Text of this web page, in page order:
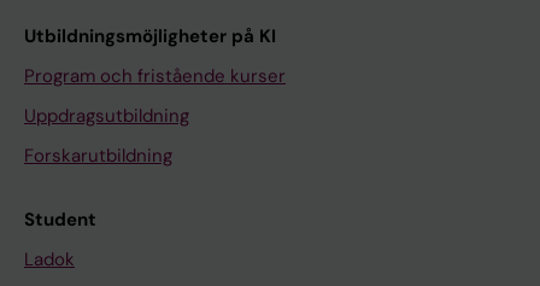
Utbildningsmöjligheter på KI
Program och fristående kurser
Uppdragsutbildning
Forskarutbildning
Student
Ladok